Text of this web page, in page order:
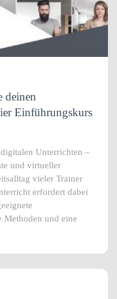
deinen
Einführungskurs
Unterrichten –
und virtueller
vieler Trainer
erfordert dabei
Methoden und eine